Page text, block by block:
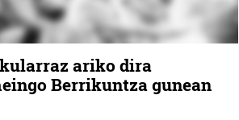
ariko dira
Berrikuntza gunean